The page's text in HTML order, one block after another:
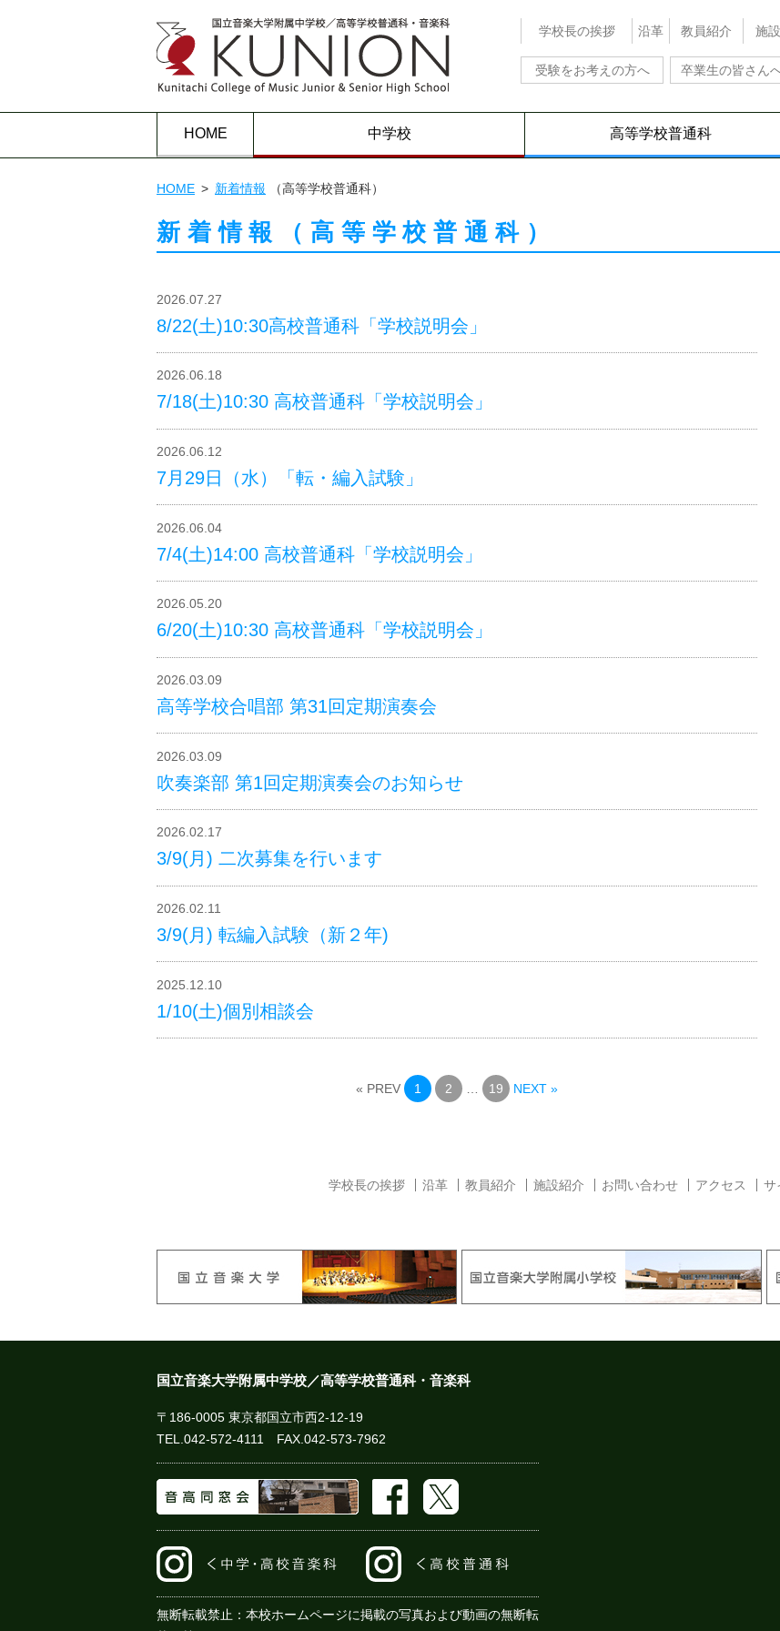
学校長の挨拶 沿革 教員紹介 施
受験をお考えの方へ 卒業生の皆さん
HOME 中学校 高等学校普通科
HOME 新着情報 （高等学校普通科）
新着情報（高等学校普通科）
2026.07.27
8/22(土)10:30高校普通科「学校説明会」
2026.06.18
7/18(土)10:30 高校普通科「学校説明会」
2026.06.12
7月29日（水）「転・編入試験」
2026.06.04
7/4(土)14:00 高校普通科「学校説明会」
2026.05.20
6/20(土)10:30 高校普通科「学校説明会」
2026.03.09
高等学校合唱部 第31回定期演奏会
2026.03.09
吹奏楽部 第1回定期演奏会のお知らせ
2026.02.17
3/9(月) 二次募集を行います
2026.02.11
3/9(月) 転編入試験（新２年)
2025.12.10
1/10(土)個別相談会
« PREV 1 2 19 NEXT »
学校長の挨拶 沿革 教員紹介 施設紹介 お問い合わせ アクセス サ
国立音楽大学附属中学校／高等学校普通科・音楽科
〒186-0005 東京都国立市西2-12-19
TEL.042-572-4111 FAX.042-573-7962
無断転載禁止：本校ホームページに掲載の写真および動画の無断転